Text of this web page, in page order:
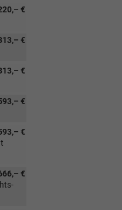
€
€
€
€
€
€